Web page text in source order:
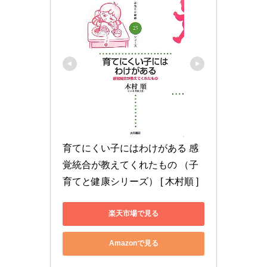
育てにくい子にはわけがある 感
覚統合が教えてくれたもの （子
育てと健康シリーズ） [ 木村順 ]
楽天市場で見る
Amazonで見る